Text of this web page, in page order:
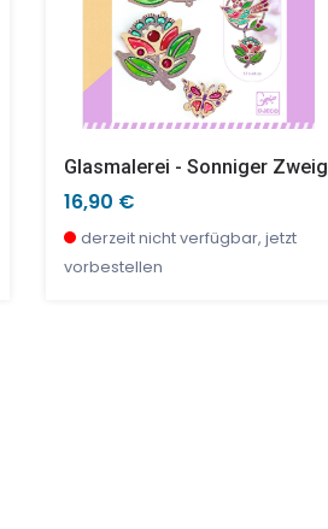
Glasmalerei - Sonniger Zweig
16,90 €
derzeit nicht verfügbar, jetzt
vorbestellen